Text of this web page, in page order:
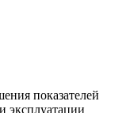
показателей
эксплуатации